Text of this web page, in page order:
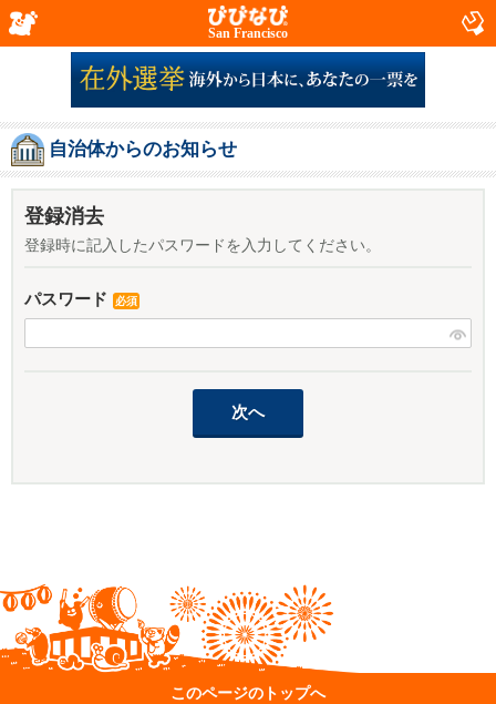
San Francisco
自治体からのお知らせ
登録消去
登録時に記入したパスワードを入力してください。
パスワード 必須
このページのトップへ